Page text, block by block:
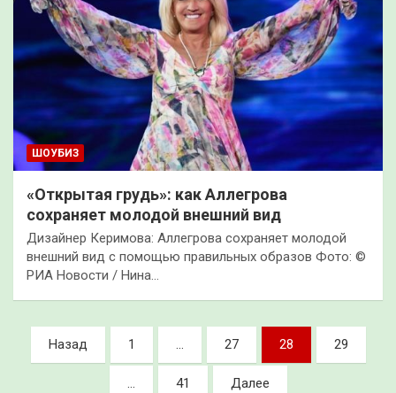
ШОУБИЗ
«Открытая грудь»: как Аллегрова
сохраняет молодой внешний вид
Дизайнер Керимова: Аллегрова сохраняет молодой
внешний вид с помощью правильных образов Фото: ©
РИА Новости / Нина…
Пагинация
записей
Назад 1 … 27 28 29
… 41 Далее